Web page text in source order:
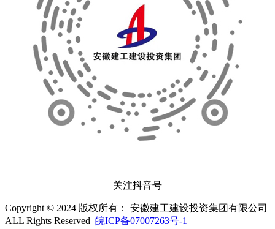
关注抖音号
Copyright © 2024 版权所有： 安徽建工建设投资集团有限公司
ALL Rights Reserved 皖ICP备07007263号-1